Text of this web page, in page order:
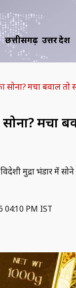
छत्तीसगढ़ उत्तर प्रदेश
मचा बवाल तो
मचा
मुद्रा भंडार में सोने
04:10 PM IST